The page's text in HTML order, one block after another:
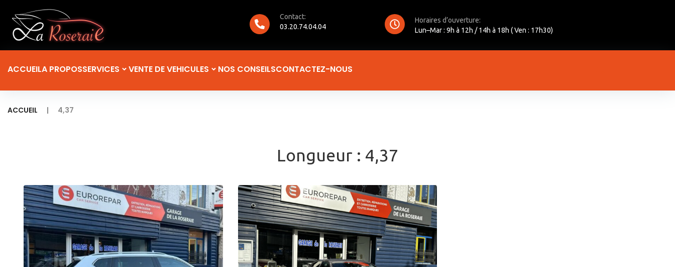
Contact:
03.20.74.04.04
Horaires d’ouverture:
Lun–Mar : 9h à 12h / 14h à 18h ( Ven : 17h30)
ACCUEILA PROPOSSERVICES VENTE DE VEHICULES NOS CONSEILSCONTACTEZ-NOUS
ACCUEIL | 4,37
Longueur : 4,37